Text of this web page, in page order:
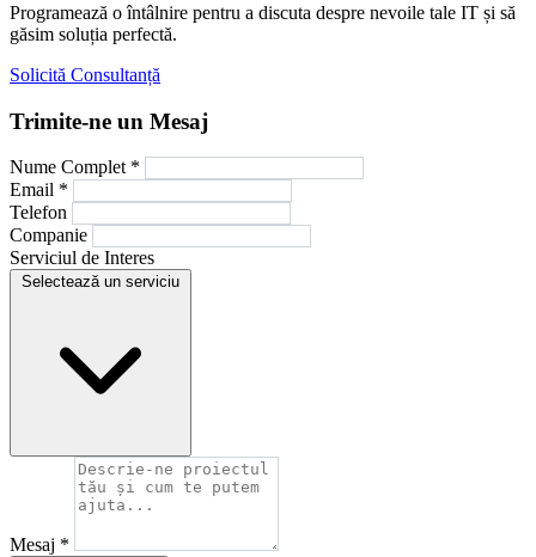
Programează o întâlnire pentru a discuta despre nevoile tale IT și să
găsim soluția perfectă.
Solicită Consultanță
Trimite-ne un Mesaj
Nume Complet *
Email *
Telefon
Companie
Serviciul de Interes
Selectează un serviciu
Mesaj *